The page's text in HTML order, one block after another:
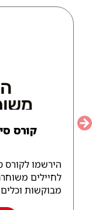
קורס
הירשמו לקורס
לחיילים
מבוקשות
Next